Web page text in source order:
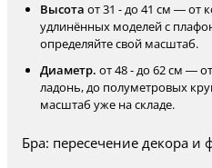
Высота от 31 - до 41 см — от
удлинённых моделей с
определяйте свой масштаб.
Диаметр. от 48 - до 62 см —
ладонь, до полуметровых
масштаб уже на складе.
Бра: пересечение декора и